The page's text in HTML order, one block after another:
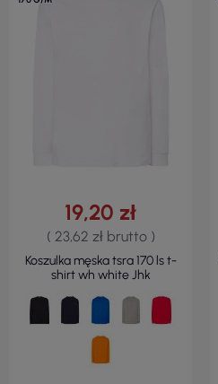
19,20 zł
( 23,62 zł brutto )
Koszulka męska tsra 170 ls t-
shirt wh white Jhk